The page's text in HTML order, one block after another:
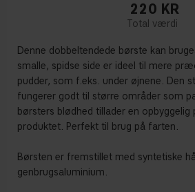
220 KR
Denne dobbeltendede børste kan
smalle, spidse side er ideel til mere
pudder, som f.eks. under øjnene. Den
fungerer godt til større områder som
børsters blødhed tillader en opbyggelig
produktet. Perfekt til brug på farten.
Børsten er fremstillet med syntetiske
genbrugsaluminium.